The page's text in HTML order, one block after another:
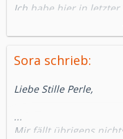
Ich habe hier in letzter
dass ich das Falsche
interessiert.
Sora schrieb:
Liebe Stille Perle,
...
Mir fällt übrigens